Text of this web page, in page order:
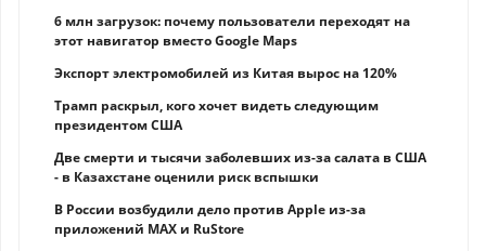
6 млн загрузок: почему пользователи переходят на
этот навигатор вместо Google Maps
Экспорт электромобилей из Китая вырос на 120%
Трамп раскрыл, кого хочет видеть следующим
президентом США
Две смерти и тысячи заболевших из-за салата в США
- в Казахстане оценили риск вспышки
В России возбудили дело против Apple из-за
приложений MAX и RuStore